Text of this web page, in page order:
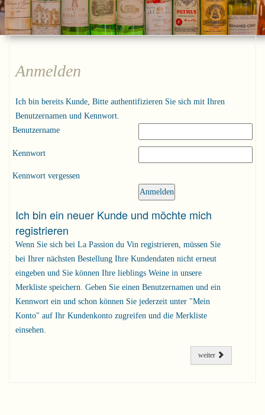
Anmelden
Ich bin bereits Kunde, Bitte authentifizieren Sie sich mit Ihren
Benutzernamen und Kennwort.
Benutzername
Kennwort
Kennwort vergessen
Ich bin ein neuer Kunde und möchte mich
registrieren
Wenn Sie sich bei La Passion du Vin registrieren, müssen Sie
bei Ihrer nächsten Bestellung Ihre Kundendaten nicht erneut
eingeben und Sie können Ihre lieblings Weine in unsere
Merkliste speichern. Geben Sie einen Benutzernamen und ein
Kennwort ein und schon können Sie jederzeit unter "Mein
Konto" auf Ihr Kundenkonto zugreifen und die Merkliste
einsehen.
weiter